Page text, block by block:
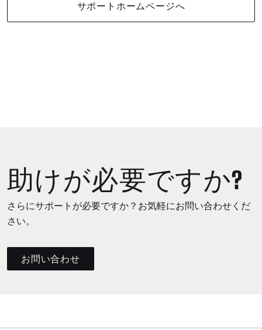
サポートホームページへ
助けが必要ですか?
さらにサポートが必要ですか？お気軽にお問い合わせくだ
さい。
お問い合わせ